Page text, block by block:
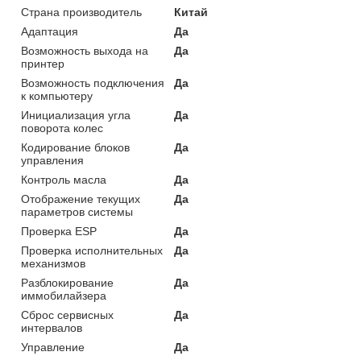
Страна производитель
Китай
Адаптация
Да
Возможность выхода на
принтер
Да
Возможность подключения
к компьютеру
Да
Инициализация угла
поворота колес
Да
Кодирование блоков
управления
Да
Контроль масла
Да
Отображение текущих
параметров системы
Да
Проверка ESP
Да
Проверка исполнительных
механизмов
Да
Разблокирование
иммобилайзера
Да
Сброс сервисных
интервалов
Да
Управление
Да